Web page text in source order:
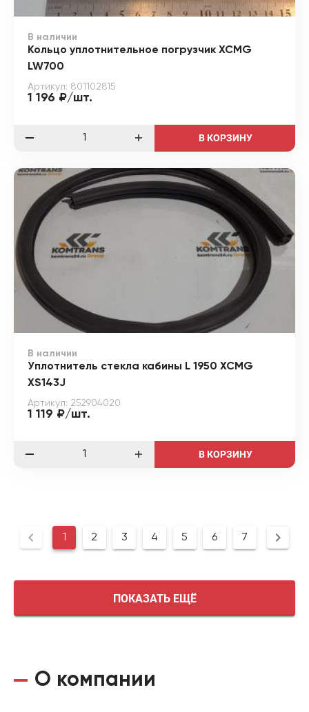
В наличии
Кольцо уплотнительное погрузчик XCMG
LW700
Артикул: 801102815
1 196 ₽/шт.
В КОРЗИНУ
В наличии
Уплотнитель стекла кабины L 1950 XCMG
XS143J
Артикул: 252904020
1 119 ₽/шт.
В КОРЗИНУ
1 2 3 4 5 6 7
ПОКАЗАТЬ ЕЩЁ
О компании